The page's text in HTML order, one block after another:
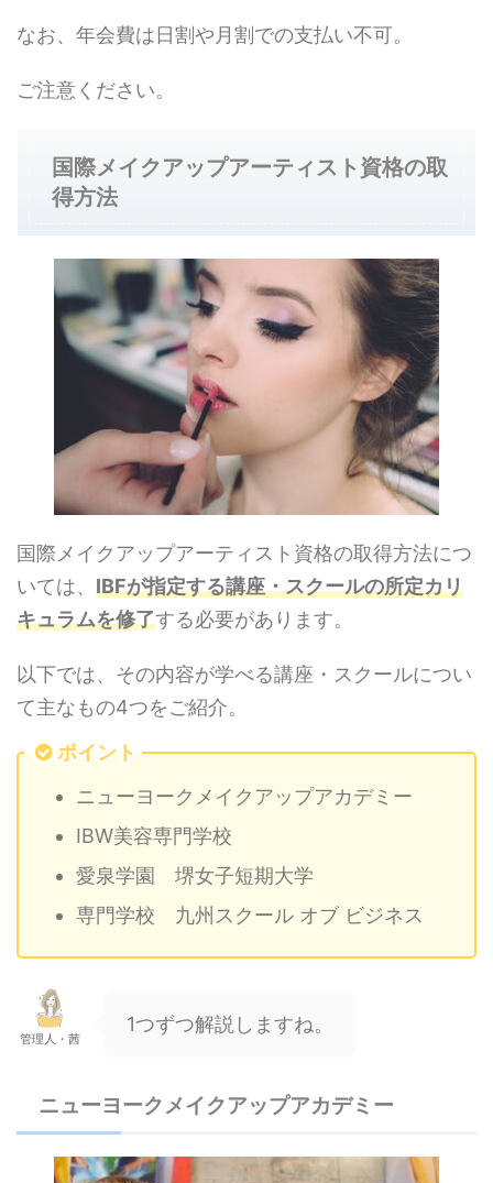
なお、年会費は日割や月割での支払い不可。
ご注意ください。
国際メイクアップアーティスト資格の取
得方法
国際メイクアップアーティスト資格の取得方法につ
いては、 IBFが指定する講座・スクールの所定カリ
キュラムを修了する必要があります。
以下では、その内容が学べる講座・スクールについ
て主なもの4つをご紹介。
ポイント
ニューヨークメイクアップアカデミー
IBW美容専門学校
愛泉学園 堺女子短期大学
専門学校 九州スクール オブ ビジネス
管理人・茜
1つずつ解説しますね。
ニューヨークメイクアップアカデミー